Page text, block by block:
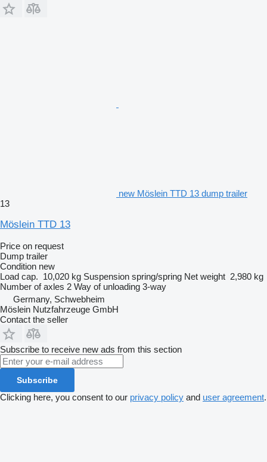
new Möslein TTD 13 dump trailer
13
Möslein TTD 13
Price on request
Dump trailer
Condition new
Load cap. 10,020 kg Suspension spring/spring Net weight 2,980 kg
Number of axles 2 Way of unloading 3-way
Germany, Schwebheim
Möslein Nutzfahrzeuge GmbH
Contact the seller
Subscribe to receive new ads from this section
Subscribe
Clicking here, you consent to our privacy policy and user agreement.